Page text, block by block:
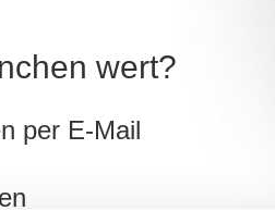
wert?
per E-Mail